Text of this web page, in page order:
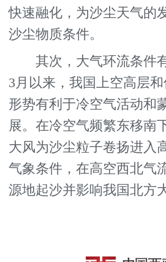
快速融化，为沙尘天气的
沙尘物质条件。
其次，大气环流条件有
3月以来，我国上空高层
形势有利于冷空气活动和
展。在冷空气频繁东移南
大风为沙尘粒子卷扬进入
气象条件，在高空西北气
源地起沙并影响我国北方